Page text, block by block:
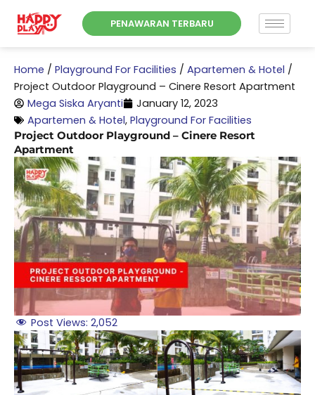
PENAWARAN TERBARU
Home / Playground For Facilities / Apartemen & Hotel /
Project Outdoor Playground – Cinere Resort Apartment
Mega Siska Aryanti
January 12, 2023
Apartemen & Hotel, Playground For Facilities
Project Outdoor Playground – Cinere Resort
Apartment
Post Views: 2,052